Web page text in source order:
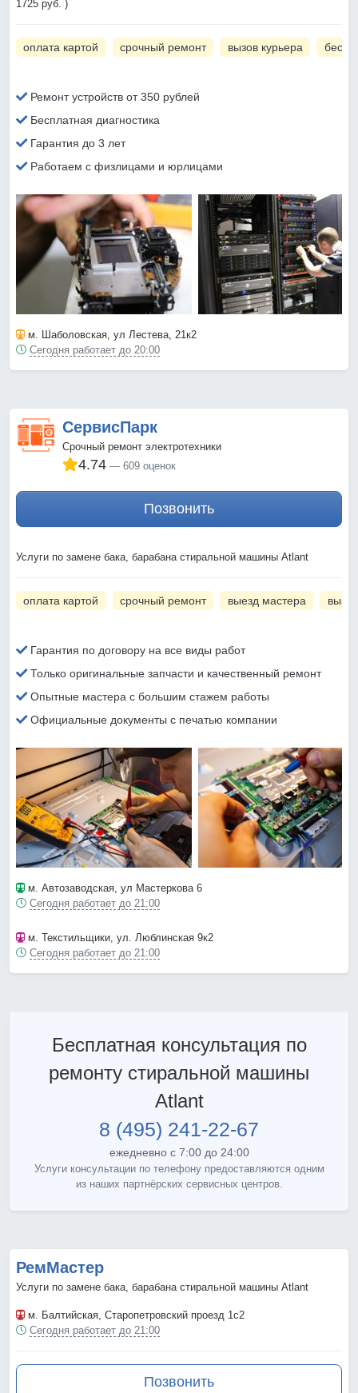
1725 руб. )
оплата картой срочный ремонт вызов курьера
Ремонт устройств от 350 рублей
Бесплатная диагностика
Гарантия до 3 лет
Работаем с физлицами и юрлицами
м. Шаболовская, ул Лестева, 21к2
Сегодня работает до 20:00
СервисПарк
Срочный ремонт электротехники
4.74 609 оценок
Позвонить
Услуги по замене бака, барабана стиральной машины Atlant
оплата картой срочный ремонт выезд мастера
Гарантия по договору на все виды работ
Только оригинальные запчасти и качественный ремонт
Опытные мастера с большим стажем работы
Официальные документы с печатью компании
м. Автозаводская, ул Мастеркова 6
Сегодня работает до 21:00
м. Текстильщики, ул. Люблинская 9к2
Сегодня работает до 21:00
Бесплатная консультация по
ремонту стиральной машины
Atlant
8 (495) 241-22-67
ежедневно с 7:00 до 24:00
Услуги консультации по телефону предоставляются одним
из наших партнёрских сервисных центров.
РемМастер
Услуги по замене бака, барабана стиральной машины Atlant
м. Балтийская, Старопетровский проезд 1с2
Сегодня работает до 21:00
Позвонить